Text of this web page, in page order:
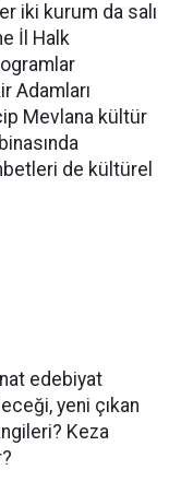
iki kurum da salı
İl Halk
Adamları
Mevlana kültür
de kültürel
edebiyat
yeni çıkan
Keza